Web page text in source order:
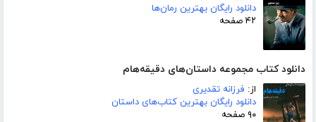
دانلود رایگان بهترین رمان‌ها
۴۲ صفحه
دانلود کتاب مجموعه داستان‌های دقیقه‌هام
از: فرزانه تقدیری
دانلود رایگان بهترین کتاب‌های داستان
۹۰ صفحه